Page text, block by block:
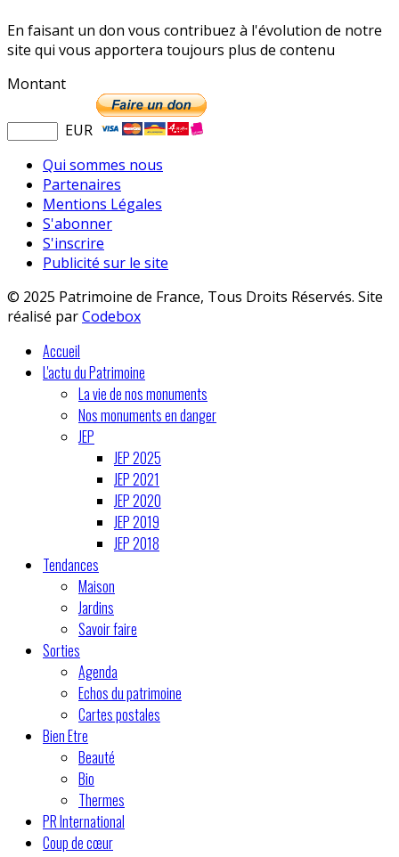
En faisant un don vous contribuez à l'évolution de notre
site qui vous apportera toujours plus de contenu
Montant
EUR
Qui sommes nous
Partenaires
Mentions Légales
S'abonner
S'inscrire
Publicité sur le site
© 2025 Patrimoine de France, Tous Droits Réservés. Site
réalisé parCodebox
Accueil
L'actu du Patrimoine
La vie de nos monuments
Nos monuments en danger
JEP
JEP 2025
JEP 2021
JEP 2020
JEP 2019
JEP 2018
Tendances
Maison
Jardins
Savoir faire
Sorties
Agenda
Echos du patrimoine
Cartes postales
Bien Etre
Beauté
Bio
Thermes
PR International
Coup de cœur